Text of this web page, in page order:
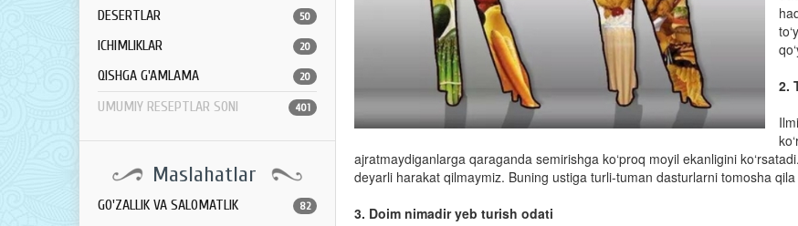
DESERTLAR 50
ICHIMLIKLAR 20
QISHGA G'AMLAMA 20
UMUMIY RESEPTLAR SONI 401
Maslahatlar
GO'ZALLIK VA SALOMATLIK 82
2.
ajratmaydiganlarga qaraganda semirishga ko‘proq moyil ekanligini
deyarli harakat qilmaymiz. Buning ustiga turli-tuman dasturlarni tomosha
3. Doim nimadir yeb turish odati